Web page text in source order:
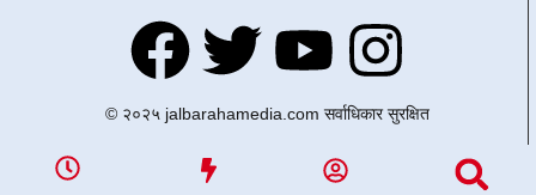
© २०२५ jalbarahamedia.com सर्वाधिकार सुरक्षित